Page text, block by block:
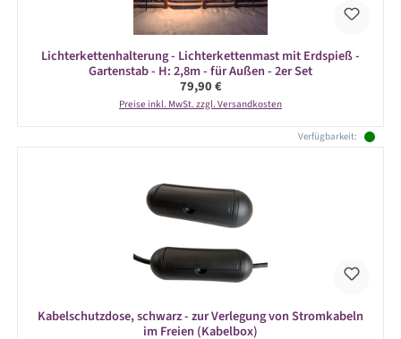
Lichterkettenhalterung - Lichterkettenmast mit Erdspieß -
Gartenstab - H: 2,8m - für Außen - 2er Set
Regulärer Preis:
79,90 €
Preise inkl. MwSt. zzgl. Versandkosten
Verfügbarkeit:
Kabelschutzdose, schwarz - zur Verlegung von Stromkabeln
im Freien (Kabelbox)